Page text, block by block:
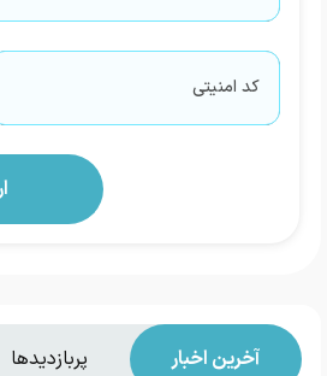
آخرین اخبار پربازدیدها